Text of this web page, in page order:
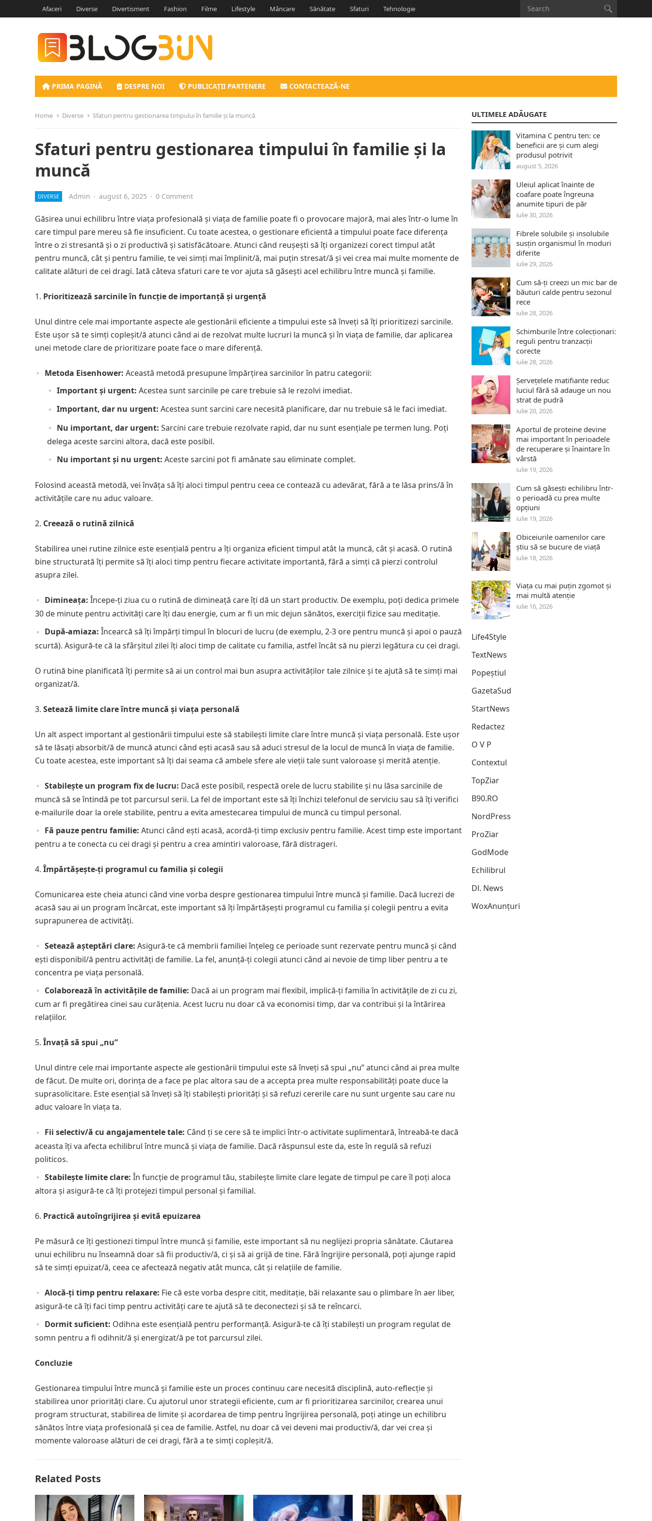
Afaceri Diverse Divertisment Fashion Filme Lifestyle Mâncare Sănătate Sfaturi Tehnologie
PRIMA PAGINĂ DESPRE NOI PUBLICAȚII PARTENERE CONTACTEAZĂ-NE
Home Diverse Sfaturi pentru gestionarea timpului în familie și la muncă
Sfaturi pentru gestionarea timpului în familie și la
muncă
DIVERSE Admin · august 6, 2025 · 0 Comment
Găsirea unui echilibru între viața profesională și viața de familie poate fi o provocare majoră, mai ales într-o lume în
care timpul pare mereu să fie insuficient. Cu toate acestea, o gestionare eficientă a timpului poate face diferența
între o zi stresantă și o zi productivă și satisfăcătoare. Atunci când reușești să îți organizezi corect timpul atât
pentru muncă, cât și pentru familie, te vei simți mai împlinit/ă, mai puțin stresat/ă și vei crea mai multe momente de
calitate alături de cei dragi. Iată câteva sfaturi care te vor ajuta să găsești acel echilibru între muncă și familie.
Prioritizează sarcinile în funcție de importanță și urgență
Unul dintre cele mai importante aspecte ale gestionării eficiente a timpului este să înveți să îți prioritizezi sarcinile.
Este ușor să te simți copleșit/ă atunci când ai de rezolvat multe lucruri la muncă și în viața de familie, dar aplicarea
unei metode clare de prioritizare poate face o mare diferență.
Metoda Eisenhower: Această metodă presupune împărțirea sarcinilor în patru categorii:
Important și urgent: Acestea sunt sarcinile pe care trebuie să le rezolvi imediat.
Important, dar nu urgent: Acestea sunt sarcini care necesită planificare, dar nu trebuie să le faci imediat.
Nu important, dar urgent: Sarcini care trebuie rezolvate rapid, dar nu sunt esențiale pe termen lung. Poți
delega aceste sarcini altora, dacă este posibil.
Nu important și nu urgent: Aceste sarcini pot fi amânate sau eliminate complet.
Folosind această metodă, vei învăța să îți aloci timpul pentru ceea ce contează cu adevărat, fără a te lăsa prins/ă în
activitățile care nu aduc valoare.
Creează o rutină zilnică
Stabilirea unei rutine zilnice este esențială pentru a îți organiza eficient timpul atât la muncă, cât și acasă. O rutină
bine structurată îți permite să îți aloci timp pentru fiecare activitate importantă, fără a simți că pierzi controlul
asupra zilei.
Dimineața: Începe-ți ziua cu o rutină de dimineață care îți dă un start productiv. De exemplu, poți dedica primele
30 de minute pentru activități care îți dau energie, cum ar fi un mic dejun sănătos, exerciții fizice sau meditație.
După-amiaza: Încearcă să îți împărți timpul în blocuri de lucru (de exemplu, 2-3 ore pentru muncă și apoi o pauză
scurtă). Asigură-te că la sfârșitul zilei îți aloci timp de calitate cu familia, astfel încât să nu pierzi legătura cu cei dragi.
O rutină bine planificată îți permite să ai un control mai bun asupra activităților tale zilnice și te ajută să te simți mai
organizat/ă.
Setează limite clare între muncă și viața personală
Un alt aspect important al gestionării timpului este să stabilești limite clare între muncă și viața personală. Este ușor
să te lăsați absorbit/ă de muncă atunci când ești acasă sau să aduci stresul de la locul de muncă în viața de familie.
Cu toate acestea, este important să îți dai seama că ambele sfere ale vieții tale sunt valoroase și merită atenție.
Stabilește un program fix de lucru: Dacă este posibil, respectă orele de lucru stabilite și nu lăsa sarcinile de
muncă să se întindă pe tot parcursul serii. La fel de important este să îți închizi telefonul de serviciu sau să îți verifici
e-mailurile doar la orele stabilite, pentru a evita amestecarea timpului de muncă cu timpul personal.
Fă pauze pentru familie: Atunci când ești acasă, acordă-ți timp exclusiv pentru familie. Acest timp este important
pentru a te conecta cu cei dragi și pentru a crea amintiri valoroase, fără distrageri.
Împărtășește-ți programul cu familia și colegii
Comunicarea este cheia atunci când vine vorba despre gestionarea timpului între muncă și familie. Dacă lucrezi de
acasă sau ai un program încărcat, este important să îți împărtășești programul cu familia și colegii pentru a evita
suprapunerea de activități.
Setează așteptări clare: Asigură-te că membrii familiei înțeleg ce perioade sunt rezervate pentru muncă și când
ești disponibil/ă pentru activități de familie. La fel, anunță-ți colegii atunci când ai nevoie de timp liber pentru a te
concentra pe viața personală.
Colaborează în activitățile de familie: Dacă ai un program mai flexibil, implică-ți familia în activitățile de zi cu zi,
cum ar fi pregătirea cinei sau curățenia. Acest lucru nu doar că va economisi timp, dar va contribui și la întărirea
relațiilor.
Învață să spui „nu”
Unul dintre cele mai importante aspecte ale gestionării timpului este să înveți să spui „nu” atunci când ai prea multe
de făcut. De multe ori, dorința de a face pe plac altora sau de a accepta prea multe responsabilități poate duce la
suprasolicitare. Este esențial să înveți să îți stabilești priorități și să refuzi cererile care nu sunt urgente sau care nu
aduc valoare în viața ta.
Fii selectiv/ă cu angajamentele tale: Când ți se cere să te implici într-o activitate suplimentară, întreabă-te dacă
aceasta îți va afecta echilibrul între muncă și viața de familie. Dacă răspunsul este da, este în regulă să refuzi
politicos.
Stabilește limite clare: În funcție de programul tău, stabilește limite clare legate de timpul pe care îl poți aloca
altora și asigură-te că îți protejezi timpul personal și familial.
Practică autoîngrijirea și evită epuizarea
Pe măsură ce îți gestionezi timpul între muncă și familie, este important să nu neglijezi propria sănătate. Căutarea
unui echilibru nu înseamnă doar să fii productiv/ă, ci și să ai grijă de tine. Fără îngrijire personală, poți ajunge rapid
să te simți epuizat/ă, ceea ce afectează negativ atât munca, cât și relațiile de familie.
Alocă-ți timp pentru relaxare: Fie că este vorba despre citit, meditație, băi relaxante sau o plimbare în aer liber,
asigură-te că îți faci timp pentru activități care te ajută să te deconectezi și să te reîncarci.
Dormit suficient: Odihna este esențială pentru performanță. Asigură-te că îți stabilești un program regulat de
somn pentru a fi odihnit/ă și energizat/ă pe tot parcursul zilei.
Concluzie
Gestionarea timpului între muncă și familie este un proces continuu care necesită disciplină, auto-reflecție și
stabilirea unor priorități clare. Cu ajutorul unor strategii eficiente, cum ar fi prioritizarea sarcinilor, crearea unui
program structurat, stabilirea de limite și acordarea de timp pentru îngrijirea personală, poți atinge un echilibru
sănătos între viața profesională și cea de familie. Astfel, nu doar că vei deveni mai productiv/ă, dar vei crea și
momente valoroase alături de cei dragi, fără a te simți copleșit/ă.
Related Posts
ULTIMELE ADĂUGATE
Vitamina C pentru ten: ce
beneficii are și cum alegi
produsul potrivit
august 5, 2026
Uleiul aplicat înainte de
coafare poate îngreuna
anumite tipuri de păr
iulie 30, 2026
Fibrele solubile și insolubile
susțin organismul în moduri
diferite
iulie 29, 2026
Cum să-ți creezi un mic bar de
băuturi calde pentru sezonul
rece
iulie 28, 2026
Schimburile între colecționari:
reguli pentru tranzacții
corecte
iulie 28, 2026
Șervețelele matifiante reduc
luciul fără să adauge un nou
strat de pudră
iulie 20, 2026
Aportul de proteine devine
mai important în perioadele
de recuperare și înaintare în
vârstă
iulie 19, 2026
Cum să găsești echilibru într-
o perioadă cu prea multe
opțiuni
iulie 19, 2026
Obiceiurile oamenilor care
știu să se bucure de viață
iulie 18, 2026
Viața cu mai puțin zgomot și
mai multă atenție
iulie 16, 2026
Life4Style
TextNews
Popeștiul
GazetaSud
StartNews
Redactez
O V P
Contextul
TopZiar
B90.RO
NordPress
ProZiar
GodMode
Echilibrul
Dl. News
WoxAnunțuri